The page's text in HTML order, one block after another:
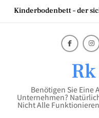
SkipKinderbodenbett – der
Scheren Stehtisch in
Lösung für flexible Events
Die besten Strategien
Kinderbodenbett – der
Start ins Schlafabenteuer
Benötigen Sie Eine
Unternehmen?
Nicht Alle